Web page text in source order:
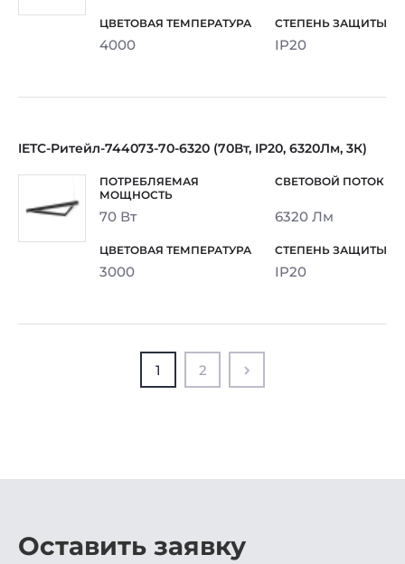
4000 IP20
IETC-Ритейл-744073-70-6320 (70Вт, IP20, 6320Лм, 3К)
70 Вт 6320 Лм
3000 IP20
1 2
Оставить заявку